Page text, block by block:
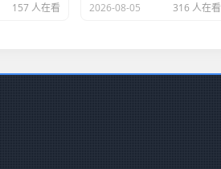
157 人在看 2026-08-05 316 人在看